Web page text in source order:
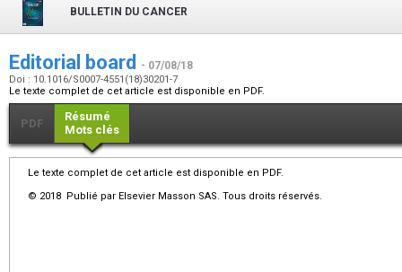
BULLETIN DU CANCER
Editorial board - 07/08/18
Doi : 10.1016/S0007-4551(18)30201-7
Le texte complet de cet article est disponible en PDF.
PDF
Résumé
Mots clés
Le texte complet de cet article est disponible en PDF.
© 2018 Publié par Elsevier Masson SAS. Tous droits réservés.